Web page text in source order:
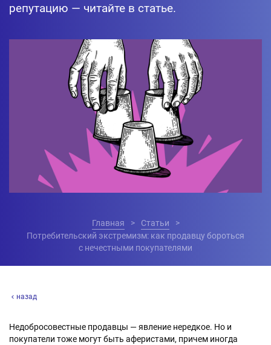
репутацию — читайте в статье.
Главная
Статьи
Потребительский экстремизм: как продавцу бороться
с нечестными покупателями
назад
Недобросовестные продавцы — явление нередкое. Но и
покупатели тоже могут быть аферистами, причем иногда